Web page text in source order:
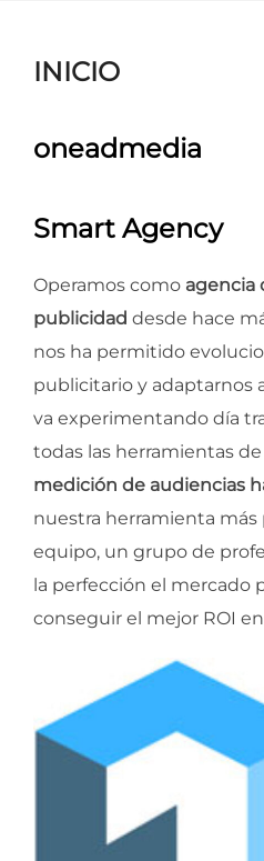
INICIO
oneadmedia
Smart Agency
Operamos como agencia
publicidad desde hace
nos ha permitido
publicitario y adaptarnos
va experimentando día
todas las herramientas de
medición de audiencias
nuestra herramienta
equipo, un grupo de
la perfección el mercado
conseguir el mejor ROI